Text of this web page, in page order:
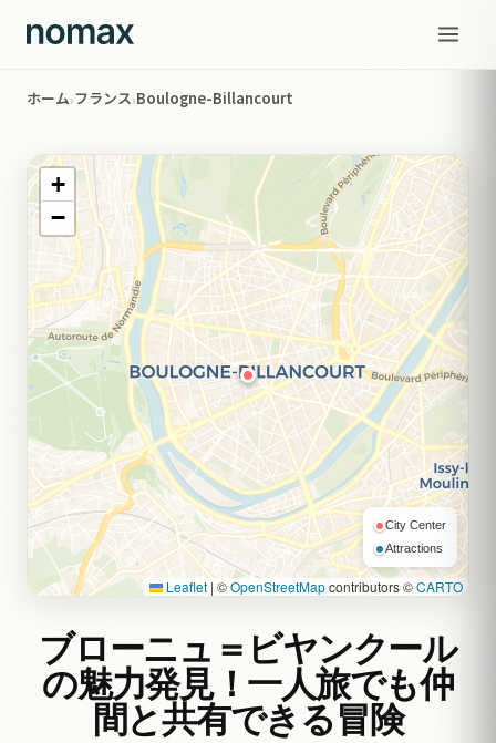
ホーム›フランス›Boulogne-Billancourt
ブローニュ＝ビヤンクール
の魅力発見！一人旅でも仲
間と共有できる冒険
+
−
City Center
Attractions
Leaflet | ©OpenStreetMapcontributors ©CARTO